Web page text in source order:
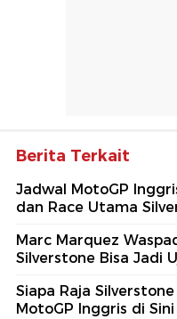
Berita Terkait
Jadwal MotoGP
dan Race Utama
Marc Marquez
Silverstone Bisa Jadi
Siapa Raja
MotoGP Inggris di Sini